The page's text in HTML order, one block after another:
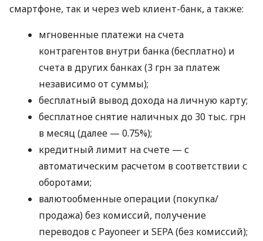
смартфоне, так и через web клиент-банк, а также:
мгновенные платежи на счета
контрагентов внутри банка (бесплатно) и
счета в других банках (3 грн за платеж
независимо от суммы);
бесплатный вывод дохода на личную карту;
бесплатное снятие наличных до 30 тыс. грн
в месяц (далее — 0.75%);
кредитный лимит на счете — с
автоматическим расчетом в соответствии с
оборотами;
валютообменные операции (покупка/
продажа) без комиссий, получение
переводов с Payoneer и SEPA (без комиссий);